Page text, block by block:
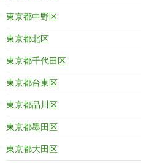
東京都中野区
東京都北区
東京都千代田区
東京都台東区
東京都品川区
東京都墨田区
東京都大田区